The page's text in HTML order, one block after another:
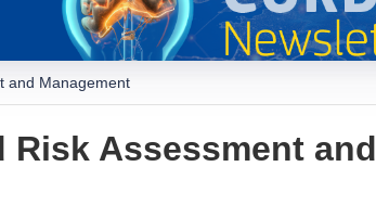
and Management
Risk Assessment and